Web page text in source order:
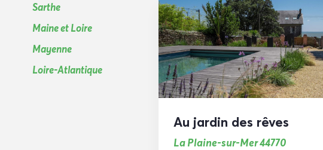
Sarthe
Maine et Loire
Mayenne
Loire-Atlantique
Au jardin des rêves
La Plaine-sur-Mer 44770